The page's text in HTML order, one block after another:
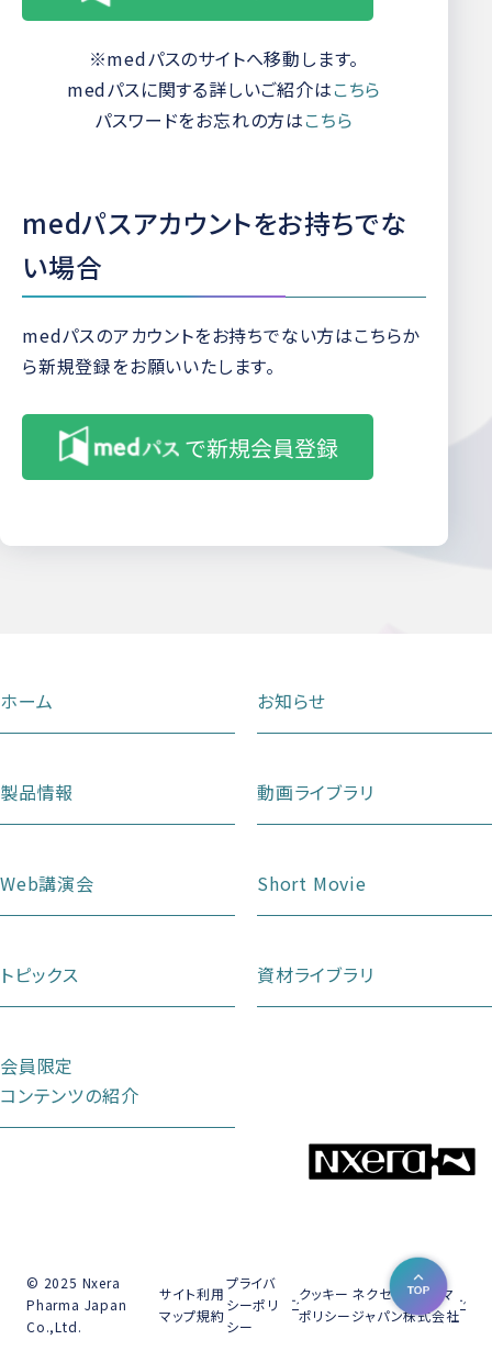
※medパスのサイトへ移動します。
medパスに関する詳しいご紹介はこちら
パスワードをお忘れの方はこちら
medパスアカウントをお持ちでな
い場合
medパスのアカウントをお持ちでない方はこちらか
ら新規登録をお願いいたします。
ホーム お知らせ
製品情報 動画ライブラリ
Web講演会 Short Movie
トピックス 資材ライブラリ
会員限定
コンテンツの紹介
© 2025 Nxera
Pharma Japan
Co.,Ltd.
サイト
マップ
利用
規約
プライバ
シーポリ
シー
クッキー
ポリシー
ネクセラファーマ
ジャパン株式会社